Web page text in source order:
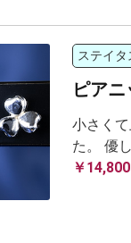
ステイ
ピア
小さく
た。 優
￥14,800